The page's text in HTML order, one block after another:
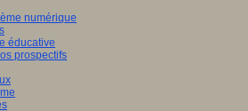
numérique
éducative
prospectifs